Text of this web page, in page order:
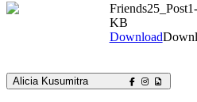
KB
Download
Alicia Kusumitra